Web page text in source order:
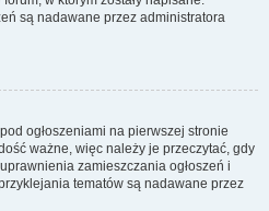
są nadawane przez administratora
ogłoszeniami na pierwszej stronie
ważne, więc należy je przeczytać, gdy
zamieszczania ogłoszeń i
tematów są nadawane przez